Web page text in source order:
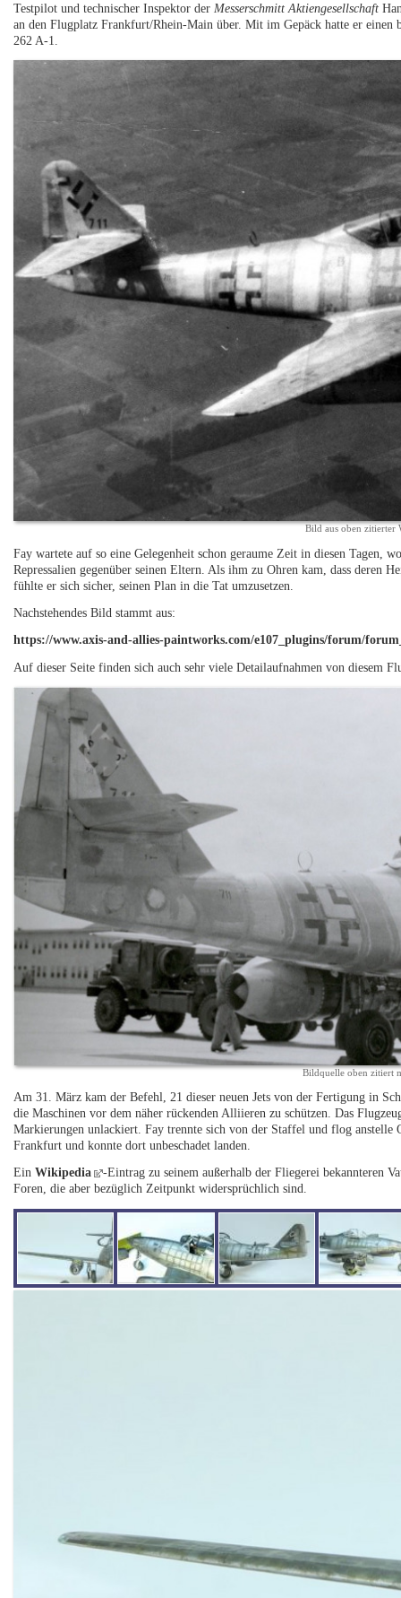
Testpilot und technischer Inspektor der Messerschmitt Aktiengesellschaft
an den Flugplatz Frankfurt/Rhein-Main über. Mit im Gepäck hatte er einen
262 A-1.
Bild aus oben zitierter
Fay wartete auf so eine Gelegenheit schon geraume Zeit in diesen Tagen,
Repressalien gegenüber seinen Eltern. Als ihm zu Ohren kam, dass deren
fühlte er sich sicher, seinen Plan in die Tat umzusetzen.
Nachstehendes Bild stammt aus:
https://www.axis-and-allies-paintworks.com/e107_plugins/forum/
Auf dieser Seite finden sich auch sehr viele Detailaufnahmen von diesem
Bildquelle oben zitiert
Am 31. März kam der Befehl, 21 dieser neuen Jets von der Fertigung in
die Maschinen vor dem näher rückenden Alliieren zu schützen. Das
Markierungen unlackiert. Fay trennte sich von der Staffel und flog anstelle
Frankfurt und konnte dort unbeschadet landen.
EinWikipedia
-Eintrag zu seinem außerhalb der Fliegerei bekannteren
Foren, die aber bezüglich Zeitpunkt widersprüchlich sind.